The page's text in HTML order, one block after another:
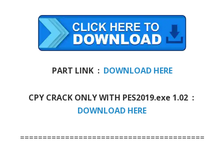
PART LINK : DOWNLOAD HERE
CPY CRACK ONLY WITH PES2019.exe 1.02 :
DOWNLOAD HERE